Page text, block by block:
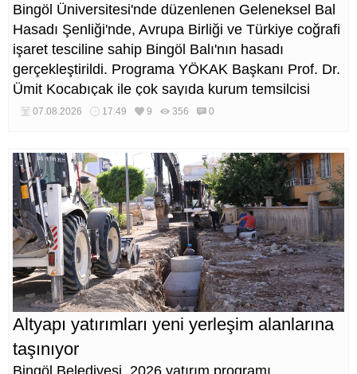
Bingöl Üniversitesi'nde düzenlenen Geleneksel Bal
Hasadı Şenliği'nde, Avrupa Birliği ve Türkiye coğrafi
işaret tesciline sahip Bingöl Balı'nın hasadı
gerçekleştirildi. Programa YÖKAK Başkanı Prof. Dr.
Ümit Kocabıçak ile çok sayıda kurum temsilcisi
katıldı.
07.08.2026 17:49 9 356 0
Altyapı yatırımları yeni yerleşim alanlarına
taşınıyor
Bingöl Belediyesi, 2026 yatırım programı